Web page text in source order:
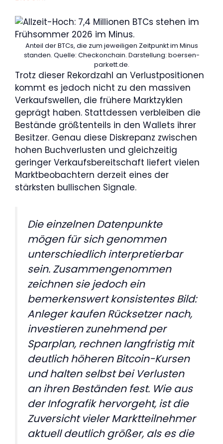
Anteil der BTCs, die zum jeweiligen Zeitpunkt im Minus
standen. Quelle: Checkonchain. Darstellung: boersen-
parkett.de.
Trotz dieser Rekordzahl an Verlustpositionen
kommt es jedoch nicht zu den massiven
Verkaufswellen, die frühere Marktzyklen
geprägt haben. Stattdessen verbleiben die
Bestände größtenteils in den Wallets ihrer
Besitzer. Genau diese Diskrepanz zwischen
hohen Buchverlusten und gleichzeitig
geringer Verkaufsbereitschaft liefert vielen
Marktbeobachtern derzeit eines der
stärksten bullischen Signale.
Die einzelnen Datenpunkte
mögen für sich genommen
unterschiedlich interpretierbar
sein. Zusammengenommen
zeichnen sie jedoch ein
bemerkenswert konsistentes Bild:
Anleger kaufen Rücksetzer nach,
investieren zunehmend per
Sparplan, rechnen langfristig mit
deutlich höheren Bitcoin-Kursen
und halten selbst bei Verlusten
an ihren Beständen fest. Wie aus
der Infografik hervorgeht, ist die
Zuversicht vieler Marktteilnehmer
aktuell deutlich größer, als es die